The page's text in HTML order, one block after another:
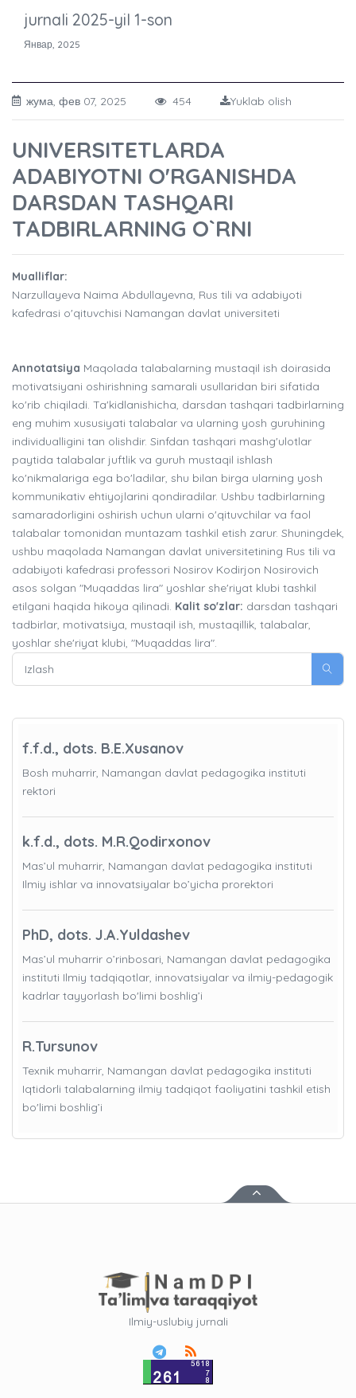
jurnali 2025-yil 1-son
Январ, 2025
жума, фев 07, 2025 454 Yuklab olish
UNIVERSITETLARDA
ADABIYOTNI O'RGANISHDA
DARSDAN TASHQARI
TADBIRLARNING O`RNI
Mualliflar:
Narzullayeva Naima Abdullayevna, Rus tili va adabiyoti
kafedrasi o'qituvchisi Namangan davlat universiteti
Annotatsiya Maqolada talabalarning mustaqil ish doirasida
motivatsiyani oshirishning samarali usullaridan biri sifatida
ko'rib chiqiladi. Ta'kidlanishicha, darsdan tashqari tadbirlarning
eng muhim xususiyati talabalar va ularning yosh guruhining
individualligini tan olishdir. Sinfdan tashqari mashg'ulotlar
paytida talabalar juftlik va guruh mustaqil ishlash
ko'nikmalariga ega bo'ladilar, shu bilan birga ularning yosh
kommunikativ ehtiyojlarini qondiradilar. Ushbu tadbirlarning
samaradorligini oshirish uchun ularni o'qituvchilar va faol
talabalar tomonidan muntazam tashkil etish zarur. Shuningdek,
ushbu maqolada Namangan davlat universitetining Rus tili va
adabiyoti kafedrasi professori Nosirov Kodirjon Nosirovich
asos solgan "Muqaddas lira" yoshlar she'riyat klubi tashkil
etilgani haqida hikoya qilinadi. Kalit so'zlar: darsdan tashqari
tadbirlar, motivatsiya, mustaqil ish, mustaqillik, talabalar,
yoshlar she'riyat klubi, "Muqaddas lira".
f.f.d., dots. B.E.Xusanov
Bosh muharrir, Namangan davlat pedagogika instituti
rektori
k.f.d., dots. M.R.Qodirxonov
Mas’ul muharrir, Namangan davlat pedagogika instituti
Ilmiy ishlar va innovatsiyalar bo’yicha prorektori
PhD, dots. J.A.Yuldashev
Mas’ul muharrir o’rinbosari, Namangan davlat pedagogika
instituti Ilmiy tadqiqotlar, innovatsiyalar va ilmiy-pedagogik
kadrlar tayyorlash bo'limi boshlig’i
R.Tursunov
Texnik muharrir, Namangan davlat pedagogika instituti
Iqtidorli talabalarning ilmiy tadqiqot faoliyatini tashkil etish
bo'limi boshlig’i
Ilmiy-uslubiy jurnali